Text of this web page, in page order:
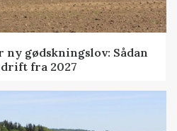
gødskningslov: Sådan
fra 2027